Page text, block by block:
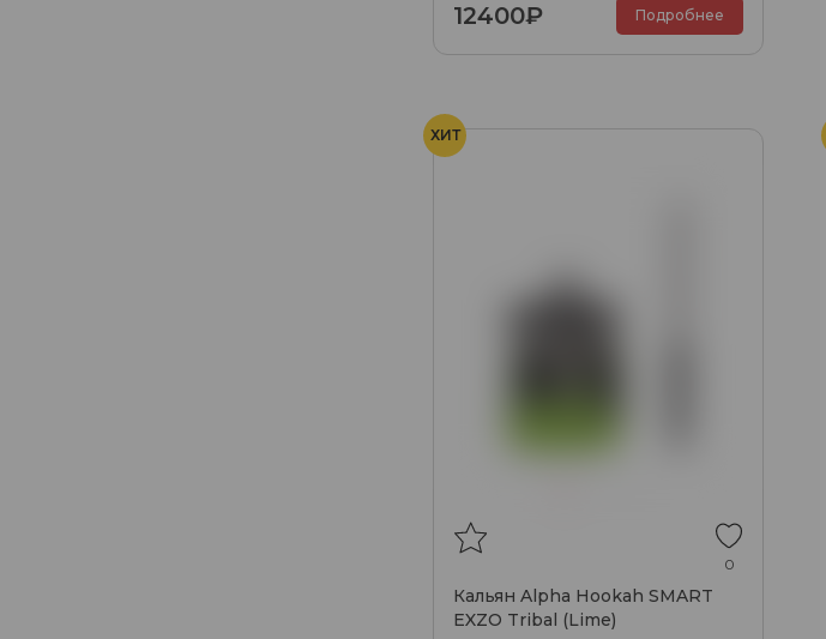
12400₽ Подробнее
ХИТ
0
Кальян Alpha Hookah SMART
EXZO Tribal (Lime)